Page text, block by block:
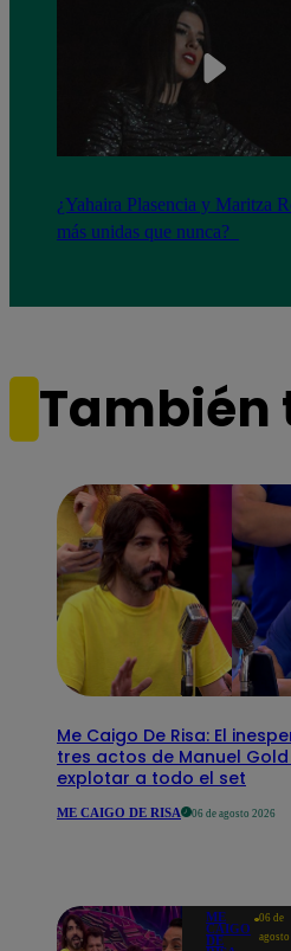
¿Yahaira Plasencia y Maritza
más unidas que nunca?
También
Me Caigo De Risa: El
tres actos de Manuel Gold
explotar a todo el set
ME CAIGO DE RISA 06 de agosto 2026
ME
CAIGO
DE
06 de
agosto